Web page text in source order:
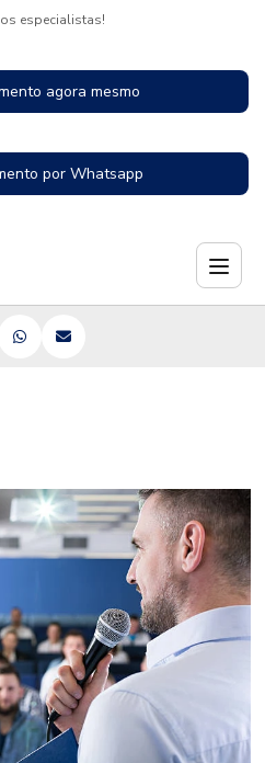
especialistas!
agora mesmo
por Whatsapp